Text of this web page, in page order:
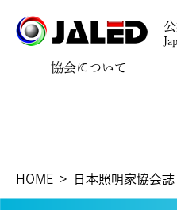
協会について
HOME 日本照明家協会誌